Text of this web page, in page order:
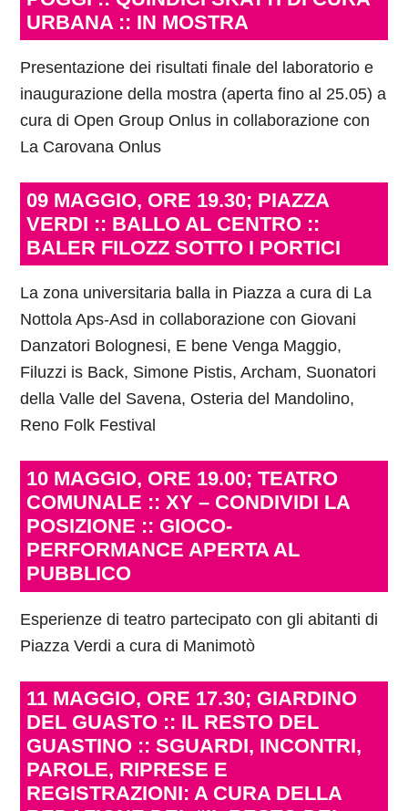
URBANA :: IN MOSTRA
Presentazione dei risultati finale del laboratorio e
inaugurazione della mostra (aperta fino al 25.05) a
cura di Open Group Onlus in collaborazione con
La Carovana Onlus
09 MAGGIO, ORE 19.30; PIAZZA
VERDI :: BALLO AL CENTRO ::
BALER FILOZZ SOTTO I PORTICI
La zona universitaria balla in Piazza a cura di La
Nottola Aps-Asd in collaborazione con Giovani
Danzatori Bolognesi, E bene Venga Maggio,
Filuzzi is Back, Simone Pistis, Archam, Suonatori
della Valle del Savena, Osteria del Mandolino,
Reno Folk Festival
10 MAGGIO, ORE 19.00; TEATRO
COMUNALE :: XY – CONDIVIDI LA
POSIZIONE :: GIOCO-
PERFORMANCE APERTA AL
PUBBLICO
Esperienze di teatro partecipato con gli abitanti di
Piazza Verdi a cura di Manimotò
11 MAGGIO, ORE 17.30; GIARDINO
DEL GUASTO :: IL RESTO DEL
GUASTINO :: SGUARDI, INCONTRI,
PAROLE, RIPRESE E
REGISTRAZIONI: A CURA DELLA